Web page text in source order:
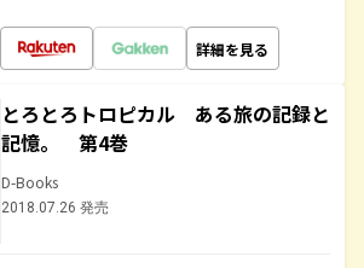
詳細を見る
とろとろトロピカル ある旅の記録と
記憶。 第4巻
D-Books
2018.07.26 発売